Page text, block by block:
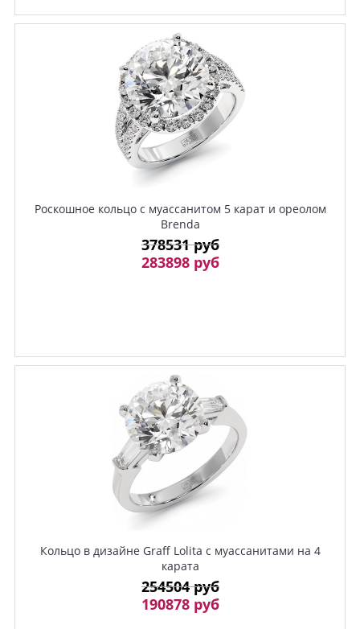
Роскошное кольцо с муассанитом 5 карат и ореолом
Brenda
378531 руб
283898 руб
Кольцо в дизайне Graff Lolita с муассанитами на 4
карата
254504 руб
190878 руб